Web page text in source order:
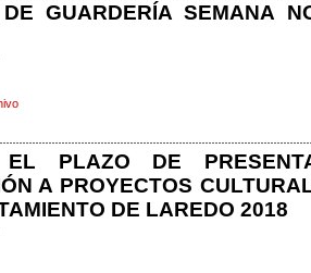
DE GUARDERÍA SEMANA
EL PLAZO DE
A PROYECTOS
DE LAREDO 2018